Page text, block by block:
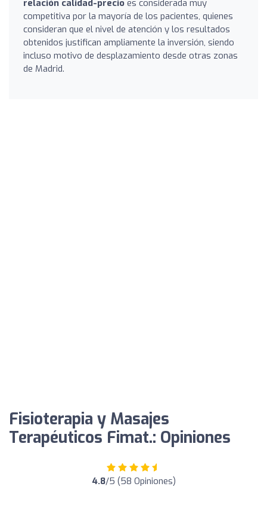
relación calidad-precio es considerada muy
competitiva por la mayoría de los pacientes, quienes
consideran que el nivel de atención y los resultados
obtenidos justifican ampliamente la inversión, siendo
incluso motivo de desplazamiento desde otras zonas
de Madrid.
Fisioterapia y Masajes
Terapéuticos Fimat.: Opiniones
4.8/5 (58 Opiniones)